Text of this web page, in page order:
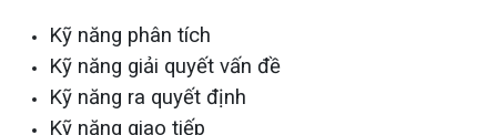
Kỹ năng phân tích
Kỹ năng giải quyết vấn đề
Kỹ năng ra quyết định
Kỹ năng giao tiếp